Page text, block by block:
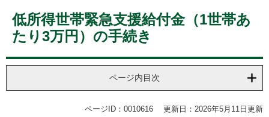
文低所得世帯緊急支援給付金（1世帯あ
たり3万円）の手続き
ページ内目次
ページID：0010616 更新日：2026年5月11日更新